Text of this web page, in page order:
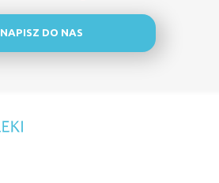
NAPISZ DO NAS